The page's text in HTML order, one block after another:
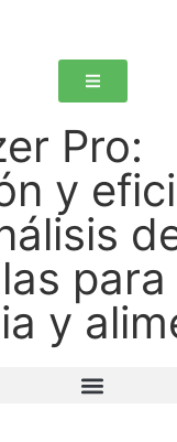
Pro:
y
para
y